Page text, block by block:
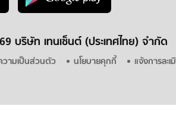
บริษัท เทนเซ็นต์ (ประเทศไทย) จำกัด
วามเป็นส่วนตัว นโยบายคุกกี้ แจ้งการละ